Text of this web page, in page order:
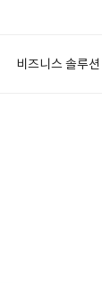
비즈니스 솔루션